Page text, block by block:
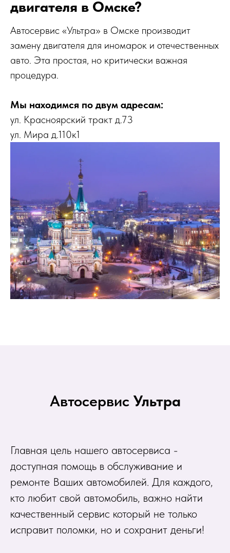
двигателя в Омске?
Автосервис «Ультра» в Омске производит
замену двигателя для иномарок и отечественных
авто. Эта простая, но критически важная
процедура.
Мы находимся по двум адресам:
ул. Красноярский тракт д.73
ул. Мира д.110к1
Автосервис Ультра
Главная цель нашего автосервиса -
доступная помощь в обслуживание и
ремонте Ваших автомобилей. Для каждого,
кто любит свой автомобиль, важно найти
качественный сервис который не только
исправит поломки, но и сохранит деньги!